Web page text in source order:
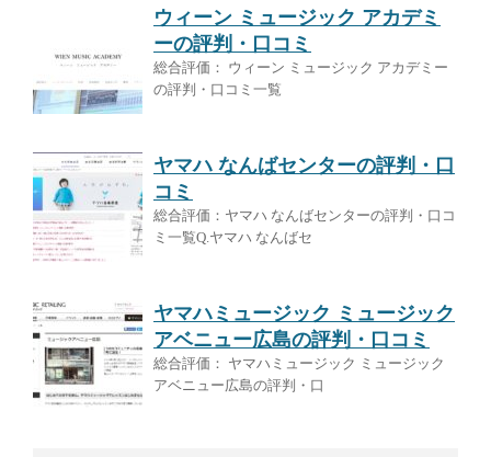
ウィーン ミュージック アカデミ
ーの評判・口コミ
総合評価： ウィーン ミュージック アカデミー
の評判・口コミ一覧
ヤマハ なんばセンターの評判・口
コミ
総合評価：ヤマハ なんばセンターの評判・口コ
ミ一覧Q.ヤマハ なんばセ
ヤマハミュージック ミュージック
アベニュー広島の評判・口コミ
総合評価： ヤマハミュージック ミュージック
アベニュー広島の評判・口